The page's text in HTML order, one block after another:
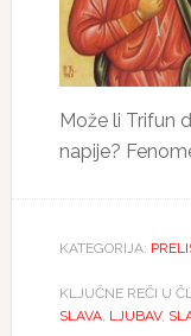
Može li Trifun
napije?
KATEGORIJA:
KLJUČNE REČI U
SLAVA, LJUBAV,